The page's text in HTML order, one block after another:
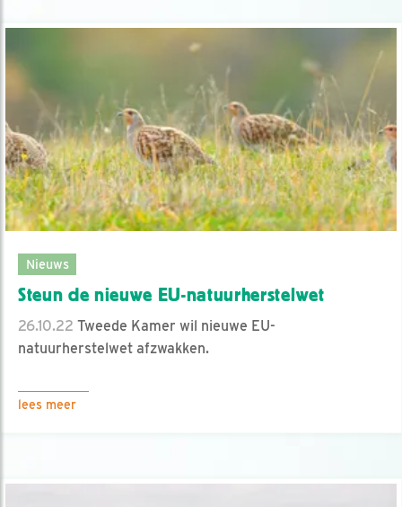
Nieuws
Steun de nieuwe EU-natuurherstelwet
26.10.22 Tweede Kamer wil nieuwe EU-
natuurherstelwet afzwakken.
lees meer